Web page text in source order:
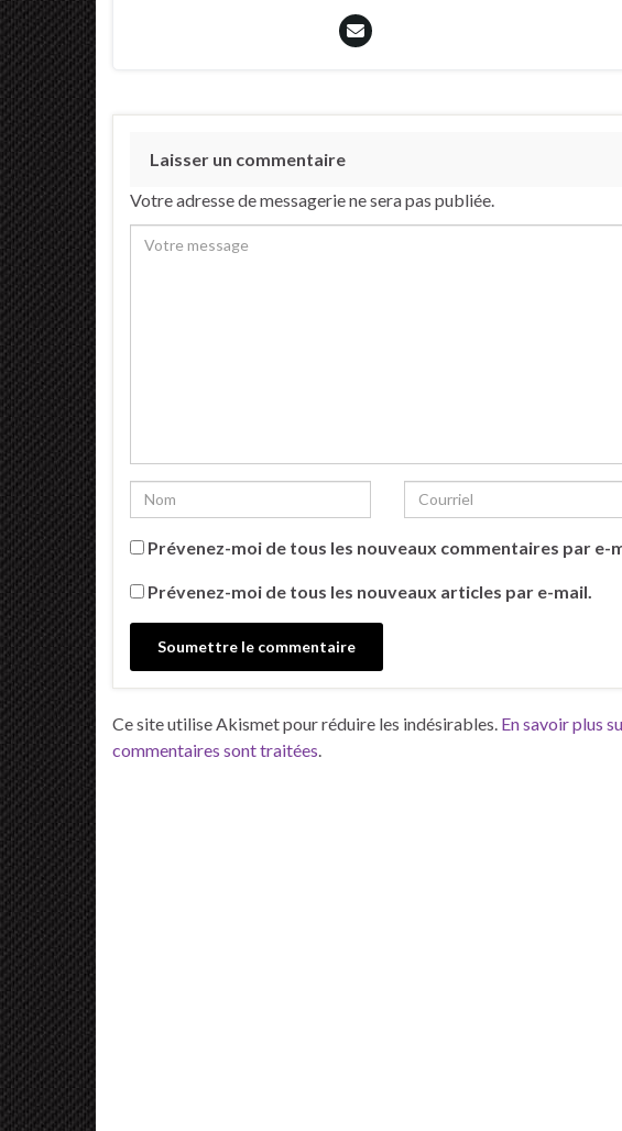
Laisser un commentaire
Votre adresse de messagerie ne sera pas publiée.
Prévenez-moi de tous les nouveaux commentaires par e-
Prévenez-moi de tous les nouveaux articles par e-mail.
Ce site utilise Akismet pour réduire les indésirables. En savoir plus
commentaires sont traitées